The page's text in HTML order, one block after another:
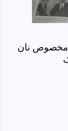
مخصوص نان